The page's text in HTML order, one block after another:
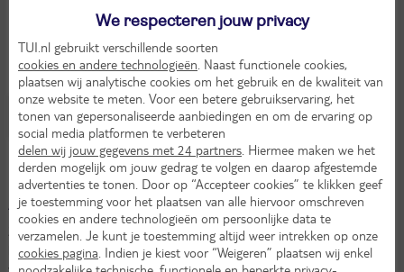
Arinsal (1)
Actieve wandelvakantie in Andorra
Zodra je Vallnord in Andorra na een 12 uur durende autorit
binnenrijdt, raak je betoverd door de schitterende natuur van deze
We respecteren jouw privacy
TUI.nl gebruikt verschillende soorten
cookies en andere technologieën . Naast functionele cookies,
plaatsen wij analytische cookies om het gebruik en de kwaliteit van
onze website te meten. Voor een betere gebruikservaring, het
tonen van gepersonaliseerde aanbiedingen en om de ervaring op
social media platformen te verbeteren
delen wij jouw gegevens met 24 partners . Hiermee maken we het
derden mogelijk om jouw gedrag te volgen en daarop afgestemde
advertenties te tonen. Door op “Accepteer cookies” te klikken geef
je toestemming voor het plaatsen van alle hiervoor omschreven
cookies en andere technologieën om persoonlijke data te
verzamelen. Je kunt je toestemming altijd weer intrekken op onze
cookies pagina . Indien je kiest voor “Weigeren” plaatsen wij enkel